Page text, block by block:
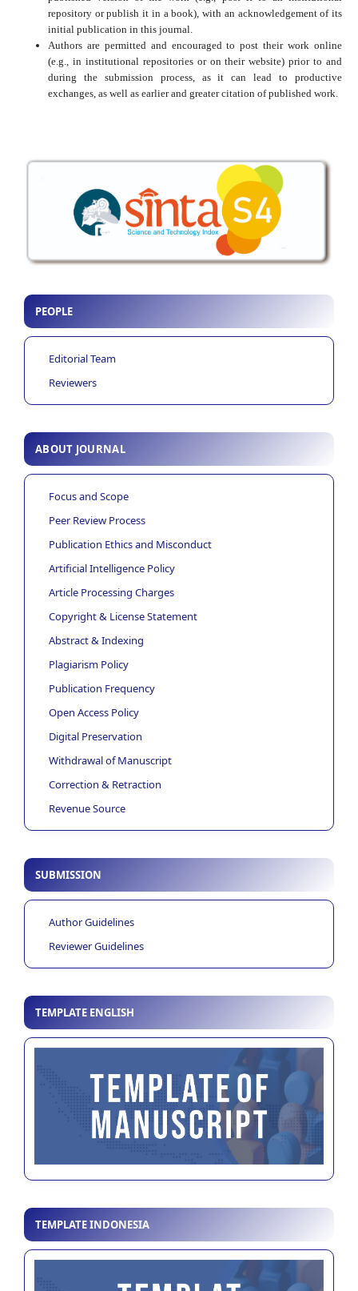
repository or publish it in a book), with an acknowledgement of its
initial publication in this journal.
Authors are permitted and encouraged to post their work online
(e.g., in institutional repositories or on their website) prior to and
during the submission process, as it can lead to productive
exchanges, as well as earlier and greater citation of published work.
PEOPLE
Editorial Team
Reviewers
ABOUT JOURNAL
Focus and Scope
Peer Review Process
Publication Ethics and Misconduct
Artificial Intelligence Policy
Article Processing Charges
Copyright & License Statement
Abstract & Indexing
Plagiarism Policy
Publication Frequency
Open Access Policy
Digital Preservation
Withdrawal of Manuscript
Correction & Retraction
Revenue Source
SUBMISSION
Author Guidelines
Reviewer Guidelines
TEMPLATE ENGLISH
TEMPLATE INDONESIA